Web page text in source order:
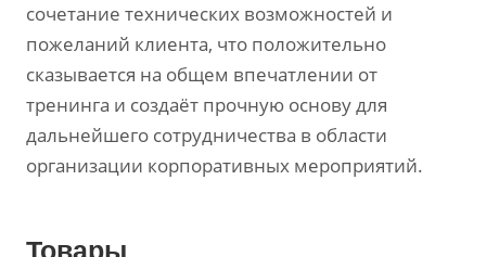
сочетание технических возможностей и
пожеланий клиента, что положительно
сказывается на общем впечатлении от
тренинга и создаёт прочную основу для
дальнейшего сотрудничества в области
организации корпоративных мероприятий.
Товары